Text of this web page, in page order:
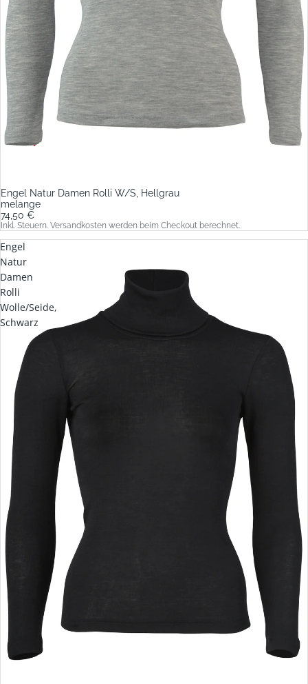
Engel Natur Damen Rolli W/S, Hellgrau
melange
74,50 €
Inkl. Steuern. Versandkosten werden beim Checkout berechnet.
Engel
Natur
Damen
Rolli
Wolle/Seide,
Schwarz